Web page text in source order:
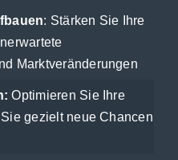
: Stärken Sie Ihre
Marktveränderungen
Optimieren Sie Ihre
gezielt neue Chancen